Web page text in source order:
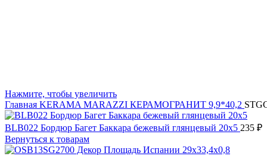
Нажмите, чтобы увеличить
Главная KERAMA MARAZZI КЕРАМОГРАНИТ 9,9*40,2
BLB022 Бордюр Багет Баккара бежевый глянцевый 20x5 235 ₽
Вернуться к товарам